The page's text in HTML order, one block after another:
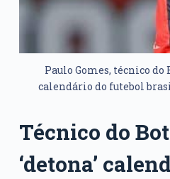
Paulo Gomes, técnico do
calendário do futebol
Técnico do
‘detona’